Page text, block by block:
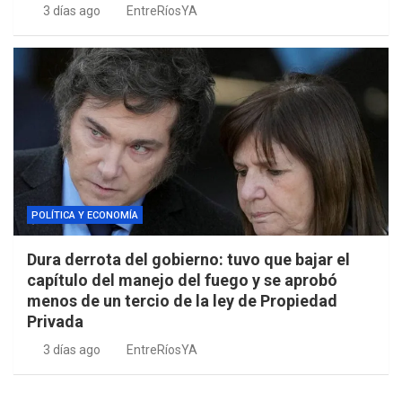
3 días ago EntreRíosYA
POLÍTICA Y ECONOMÍA
Dura derrota del gobierno: tuvo que bajar el
capítulo del manejo del fuego y se aprobó
menos de un tercio de la ley de Propiedad
Privada
3 días ago EntreRíosYA